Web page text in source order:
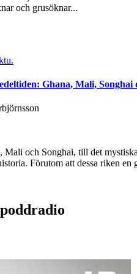
och grusöknar...
Ghana, Mali, Songhai
Mali och Songhai, till det
Förutom att dessa riken